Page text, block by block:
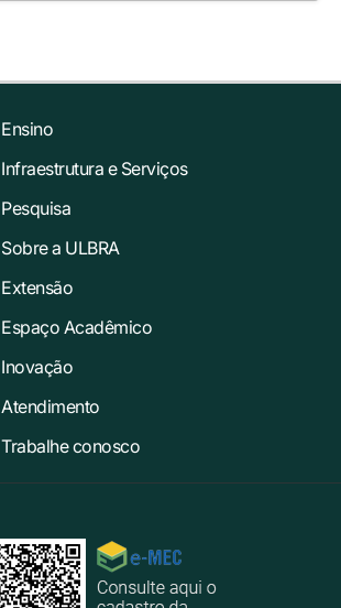
Ensino
Infraestrutura e Serviços
Pesquisa
Sobre a ULBRA
Extensão
Espaço Acadêmico
Inovação
Atendimento
Trabalhe conosco